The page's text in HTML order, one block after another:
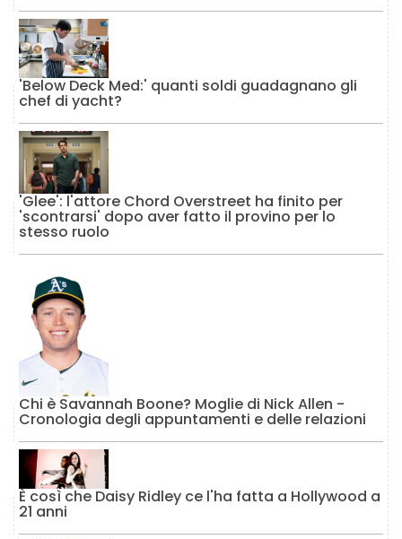
'Below Deck Med:' quanti soldi guadagnano gli
chef di yacht?
'Glee': l'attore Chord Overstreet ha finito per
'scontrarsi' dopo aver fatto il provino per lo
stesso ruolo
Chi è Savannah Boone? Moglie di Nick Allen -
Cronologia degli appuntamenti e delle relazioni
È così che Daisy Ridley ce l'ha fatta a Hollywood a
21 anni